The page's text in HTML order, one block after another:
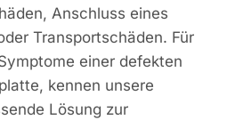
Anschluss eines
Transportschäden. Für
einer defekten
kennen unsere
Lösung zur